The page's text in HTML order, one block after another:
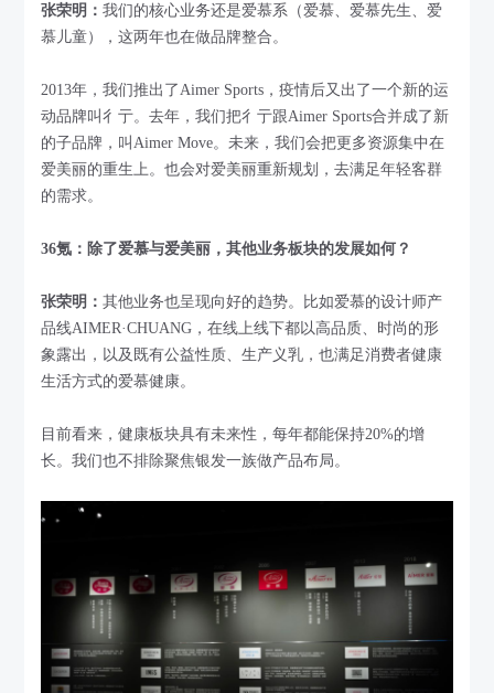
张荣明：我们的核心业务还是爱慕系（爱慕、爱慕先生、爱
慕儿童），这两年也在做品牌整合。
2013年，我们推出了Aimer Sports，疫情后又出了一个新的运
动品牌叫彳亍。去年，我们把彳亍跟Aimer Sports合并成了新
的子品牌，叫Aimer Move。未来，我们会把更多资源集中在
爱美丽的重生上。也会对爱美丽重新规划，去满足年轻客群
的需求。
36氪：除了爱慕与爱美丽，其他业务板块的发展如何？
张荣明：其他业务也呈现向好的趋势。比如爱慕的设计师产
品线AIMER·CHUANG，在线上线下都以高品质、时尚的形
象露出，以及既有公益性质、生产义乳，也满足消费者健康
生活方式的爱慕健康。
目前看来，健康板块具有未来性，每年都能保持20%的增
长。我们也不排除聚焦银发一族做产品布局。